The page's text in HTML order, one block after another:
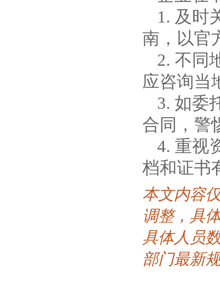
1. 及时
南，以官
2. 不同
应咨询当
3. 如委
合同，警
4. 重视
档和证书
本文内容
调整，具
具体人员
部门最新